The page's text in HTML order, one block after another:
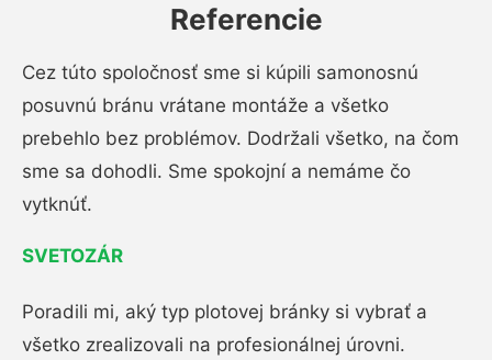
Referencie
Cez túto spoločnosť sme si kúpili samonosnú
posuvnú bránu vrátane montáže a všetko
prebehlo bez problémov. Dodržali všetko, na čom
sme sa dohodli. Sme spokojní a nemáme čo
vytknúť.
SVETOZÁR
Poradili mi, aký typ plotovej bránky si vybrať a
všetko zrealizovali na profesionálnej úrovni.